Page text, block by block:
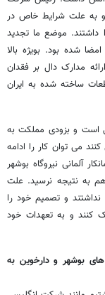
و به علت شرایط خاص در
داشتند. موضع ما تجدید
شده بود. بویژه بالا
مدارک دال بر فقدان
ساخته شده به ایران
است و بزودی مملکت به
می توان کار را ادامه
آلمانی نیروگاه بوشهر
به نتیجه نرسید. علت
نداشتند و تصمیم خود را
کنند و به تعهدات خود
های بوشهر و دارخوین به